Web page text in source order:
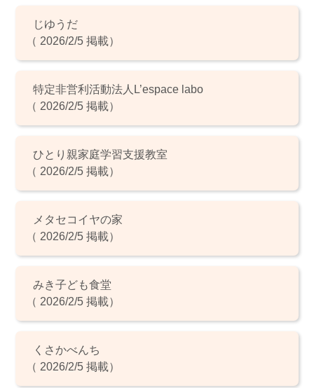
じゆうだ
（ 2026/2/5 掲載）
特定非営利活動法人L’espace labo
（ 2026/2/5 掲載）
ひとり親家庭学習支援教室
（ 2026/2/5 掲載）
メタセコイヤの家
（ 2026/2/5 掲載）
みき子ども食堂
（ 2026/2/5 掲載）
くさかべんち
（ 2026/2/5 掲載）